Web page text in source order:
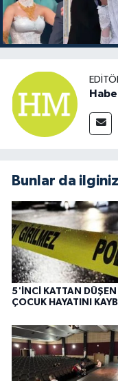
Bunlar da
5'İNCİ KATTAN DÜŞEN
ÇOCUK HAYATINI